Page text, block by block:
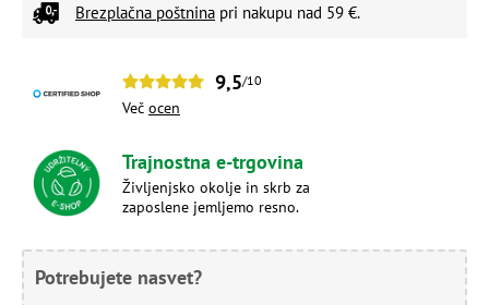
Brezplačna poštnina pri nakupu nad 59 €.
9,5/10
Več ocen
Trajnostna e-trgovina
Življenjsko okolje in skrb za
zaposlene jemljemo resno.
Potrebujete nasvet?